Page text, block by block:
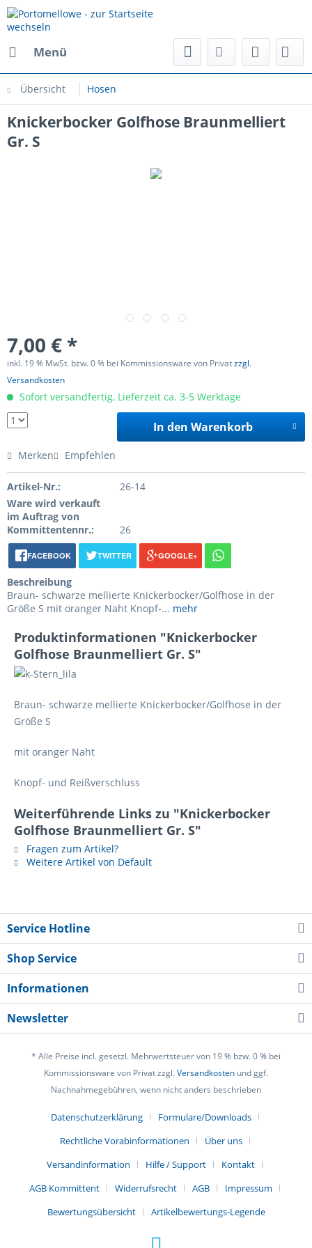
Menü
Übersicht Hosen
Knickerbocker Golfhose Braunmelliert
Gr. S
7,00 € *
inkl. 19 % MwSt. bzw. 0 % bei Kommissionsware von Privatzzgl.
Versandkosten
Sofort versandfertig, Lieferzeit ca. 3-5 Werktage
In den Warenkorb
Merken Empfehlen
Artikel-Nr.:
26-14
Ware wird verkauft
im Auftrag von
Kommittentennr.:
26
FACEBOOK TWITTER GOOGLE+
Beschreibung
Braun- schwarze mellierte Knickerbocker/Golfhose in der
Größe S mit oranger Naht Knopf-... mehr
Produktinformationen "Knickerbocker
Golfhose Braunmelliert Gr. S"
Braun- schwarze mellierte Knickerbocker/Golfhose in der
Größe S
mit oranger Naht
Knopf- und Reißverschluss
Weiterführende Links zu "Knickerbocker
Golfhose Braunmelliert Gr. S"
Fragen zum Artikel?
Weitere Artikel von Default
Service Hotline
Shop Service
Informationen
Newsletter
* Alle Preise incl. gesetzl. Mehrwertsteuer von 19 % bzw. 0 % bei
Kommissionsware von Privat zzgl.Versandkosten und ggf.
Nachnahmegebühren, wenn nicht anders beschrieben
Datenschutzerklärung
Formulare/Downloads
Rechtliche Vorabinformationen
Über uns
Versandinformation
Hilfe / Support
Kontakt
AGB Kommittent
Widerrufsrecht AGB
Impressum
Bewertungsübersicht
Artikelbewertungs-Legende